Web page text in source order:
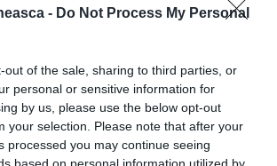
- Do Not Process My Personal
out of the sale, sharing to third parties, or
personal or sensitive information for
by us, please use the below opt-out
your selection. Please note that after your
processed you may continue seeing
al românilor, arab de origine, se
luat peste picior de doi dintre